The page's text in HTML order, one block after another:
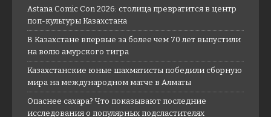
Astana Comic Con 2026: столица превратится в центр
поп-культуры Казахстана
В Казахстане впервые за более чем 70 лет выпустили
на волю амурского тигра
Казахстанские юные шахматисты победили сборную
мира на международном матче в Алматы
Опаснее сахара? Что показывают последние
исследования о популярных подсластителях